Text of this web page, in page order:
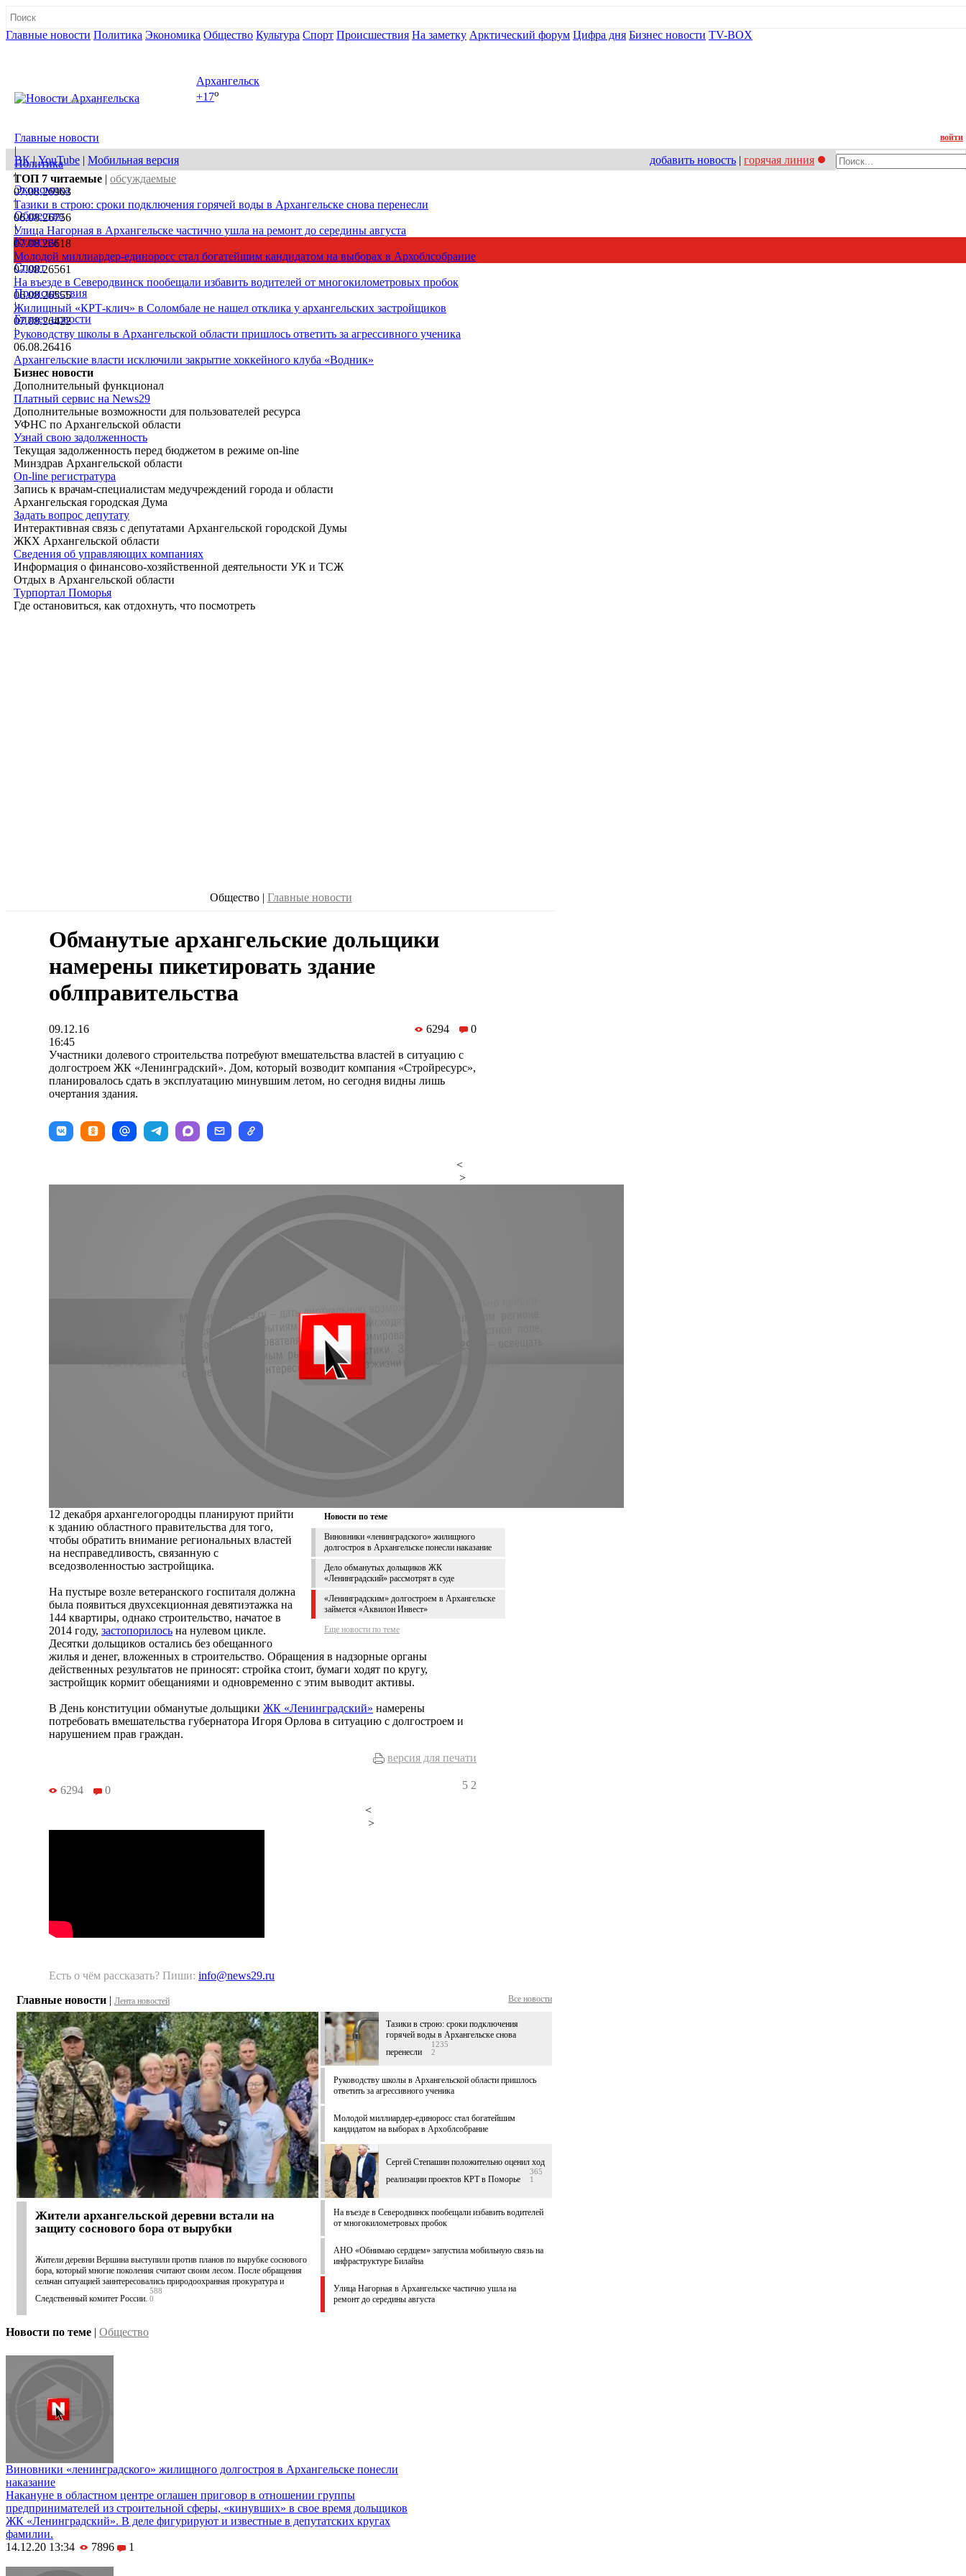
Главные новости Политика Экономика Общество Культура Спорт Происшествия На заметку Арктический форум Цифра дня Бизнес новости TV-BOX
08 августа, сб
Архангельск
+17o
Главные новости
|
Политика
|
Экономика
|
Общество
|
Культура
|
Спорт
|
Происшествия
|
Бизнес новости
|
войти
ВК|YouTube | Мобильная версия добавить новость | горячая линия
ТОП 7 читаемые | обсуждаемые
07.08.26903
Тазики в строю: сроки подключения горячей воды в Архангельске снова перенесли
06.08.26756
Улица Нагорная в Архангельске частично ушла на ремонт до середины августа
07.08.26618
Молодой миллиардер-единоросс стал богатейшим кандидатом на выборах в Архоблсобрание
07.08.26561
На въезде в Северодвинск пообещали избавить водителей от многокилометровых пробок
06.08.26555
Жилищный «КРТ-клич» в Соломбале не нашел отклика у архангельских застройщиков
07.08.26422
Руководству школы в Архангельской области пришлось ответить за агрессивного ученика
06.08.26416
Архангельские власти исключили закрытие хоккейного клуба «Водник»
Бизнес новости
Дополнительный функционал
Платный сервис на News29
Дополнительные возможности для пользователей ресурса
УФНС по Архангельской области
Узнай свою задолженность
Текущая задолженность перед бюджетом в режиме on-line
Минздрав Архангельской области
On-line регистратура
Запись к врачам-специалистам медучреждений города и области
Архангельская городская Дума
Задать вопрос депутату
Интерактивная связь с депутатами Архангельской городской Думы
ЖКХ Архангельской области
Сведения об управляющих компаниях
Информация о финансово-хозяйственной деятельности УК и ТСЖ
Отдых в Архангельской области
Турпортал Поморья
Где остановиться, как отдохнуть, что посмотреть
Общество | Главные новости
Обманутые архангельские дольщики
намерены пикетировать здание
облправительства
09.12.16
16:45
6294 0
Участники долевого строительства потребуют вмешательства властей в ситуацию с
долгостроем ЖК «Ленинградский». Дом, который возводит компания «Стройресурс»,
планировалось сдать в эксплуатацию минувшим летом, но сегодня видны лишь
очертания здания.
<
>
Новости по теме
Виновники «ленинградского» жилищного
долгостроя в Архангельске понесли наказание
Дело обманутых дольщиков ЖК
«Ленинградский» рассмотрят в суде
«Ленинградским» долгостроем в Архангельске
займется «Аквилон Инвест»
Еще новости по теме
12 декабря архангелогородцы планируют прийти
к зданию областного правительства для того,
чтобы обратить внимание региональных властей
на несправедливость, связанную с
вседозволенностью застройщика.
На пустыре возле ветеранского госпиталя должна
была появиться двухсекционная девятиэтажка на
144 квартиры, однако строительство, начатое в
2014 году, застопорилось на нулевом цикле.
Десятки дольщиков остались без обещанного
жилья и денег, вложенных в строительство. Обращения в надзорные органы
действенных результатов не приносят: стройка стоит, бумаги ходят по кругу,
застройщик кормит обещаниями и одновременно с этим выводит активы.
В День конституции обманутые дольщики ЖК «Ленинградский» намерены
потребовать вмешательства губернатора Игоря Орлова в ситуацию с долгостроем и
нарушением прав граждан.
версия для печати
6294 0 5 2
<
>
Есть о чём рассказать? Пиши: info@news29.ru
Главные новости | Лента новостей Все новости
Жители архангельской деревни встали на
защиту соснового бора от вырубки
Жители деревни Вершина выступили против планов по вырубке соснового
бора, который многие поколения считают своим лесом. После обращения
сельчан ситуацией заинтересовались природоохранная прокуратура и
Следственный комитет России.
588
0
Тазики в строю: сроки подключения
горячей воды в Архангельске снова
перенесли
1235
2
Руководству школы в Архангельской области пришлось
ответить за агрессивного ученика
Молодой миллиардер-единоросс стал богатейшим
кандидатом на выборах в Архоблсобрание
Сергей Степашин положительно оценил ход
реализации проектов КРТ в Поморье
365
1
На въезде в Северодвинск пообещали избавить водителей
от многокилометровых пробок
АНО «Обнимаю сердцем» запустила мобильную связь на
инфраструктуре Билайна
Улица Нагорная в Архангельске частично ушла на
ремонт до середины августа
Новости по теме | Общество
Виновники «ленинградского» жилищного долгостроя в Архангельске понесли
наказание
Накануне в областном центре оглашен приговор в отношении группы
предпринимателей из строительной сферы, «кинувших» в свое время дольщиков
ЖК «Ленинградский». В деле фигурируют и известные в депутатских кругах
фамилии.
14.12.20 13:34
7896 1